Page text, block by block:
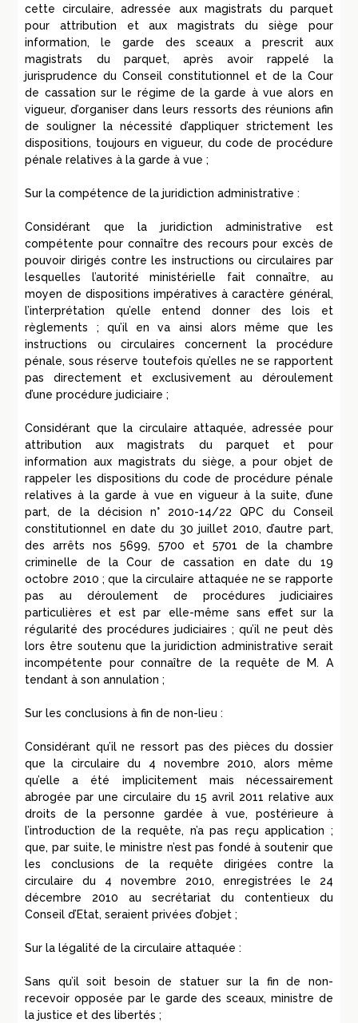
cette circulaire, adressée aux magistrats du parquet
pour attribution et aux magistrats du siège pour
information, le garde des sceaux a prescrit aux
magistrats du parquet, après avoir rappelé la
jurisprudence du Conseil constitutionnel et de la Cour
de cassation sur le régime de la garde à vue alors en
vigueur, d’organiser dans leurs ressorts des réunions afin
de souligner la nécessité d’appliquer strictement les
dispositions, toujours en vigueur, du code de procédure
pénale relatives à la garde à vue ;
Sur la compétence de la juridiction administrative :
Considérant que la juridiction administrative est
compétente pour connaître des recours pour excès de
pouvoir dirigés contre les instructions ou circulaires par
lesquelles l’autorité ministérielle fait connaître, au
moyen de dispositions impératives à caractère général,
l’interprétation qu’elle entend donner des lois et
règlements ; qu’il en va ainsi alors même que les
instructions ou circulaires concernent la procédure
pénale, sous réserve toutefois qu’elles ne se rapportent
pas directement et exclusivement au déroulement
d’une procédure judiciaire ;
Considérant que la circulaire attaquée, adressée pour
attribution aux magistrats du parquet et pour
information aux magistrats du siège, a pour objet de
rappeler les dispositions du code de procédure pénale
relatives à la garde à vue en vigueur à la suite, d’une
part, de la décision n° 2010-14/22 QPC du Conseil
constitutionnel en date du 30 juillet 2010, d’autre part,
des arrêts nos 5699, 5700 et 5701 de la chambre
criminelle de la Cour de cassation en date du 19
octobre 2010 ; que la circulaire attaquée ne se rapporte
pas au déroulement de procédures judiciaires
particulières et est par elle-même sans effet sur la
régularité des procédures judiciaires ; qu’il ne peut dès
lors être soutenu que la juridiction administrative serait
incompétente pour connaître de la requête de M. A
tendant à son annulation ;
Sur les conclusions à fin de non-lieu :
Considérant qu’il ne ressort pas des pièces du dossier
que la circulaire du 4 novembre 2010, alors même
qu’elle a été implicitement mais nécessairement
abrogée par une circulaire du 15 avril 2011 relative aux
droits de la personne gardée à vue, postérieure à
l’introduction de la requête, n’a pas reçu application ;
que, par suite, le ministre n’est pas fondé à soutenir que
les conclusions de la requête dirigées contre la
circulaire du 4 novembre 2010, enregistrées le 24
décembre 2010 au secrétariat du contentieux du
Conseil d’Etat, seraient privées d’objet ;
Sur la légalité de la circulaire attaquée :
Sans qu’il soit besoin de statuer sur la fin de non-
recevoir opposée par le garde des sceaux, ministre de
la justice et des libertés ;